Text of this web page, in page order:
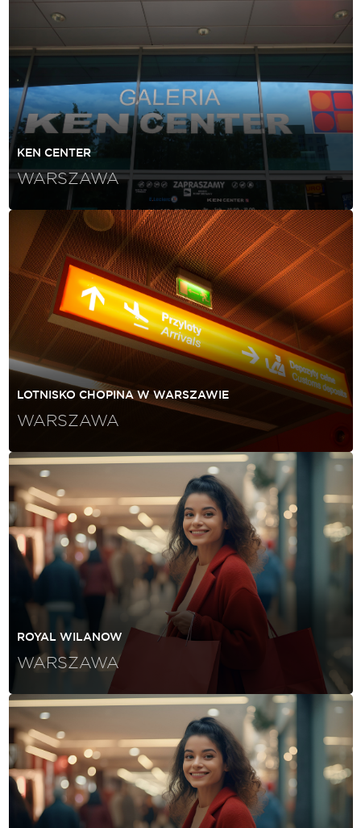
KEN CENTER
WARSZAWA
LOTNISKO CHOPINA W WARSZAWIE
WARSZAWA
ROYAL WILANOW
WARSZAWA